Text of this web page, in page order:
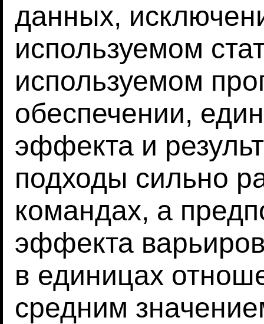
данных,
используемом
используемом
обеспечении,
эффекта и
подходы сильно
командах, а
эффекта
в единицах
средним